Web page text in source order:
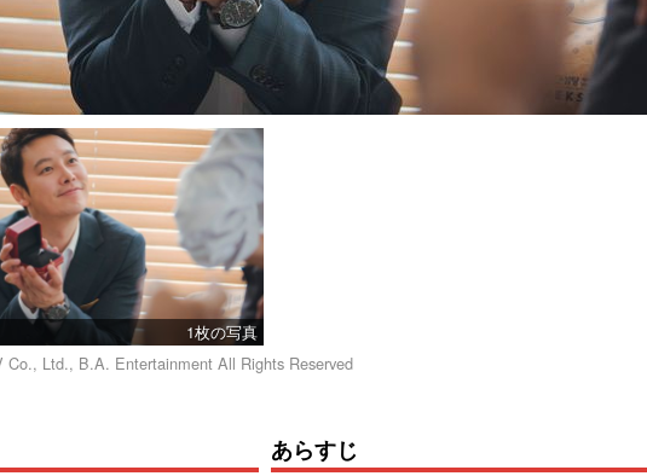
1枚の写真
Co., Ltd., B.A. Entertainment All Rights Reserved
あらすじ